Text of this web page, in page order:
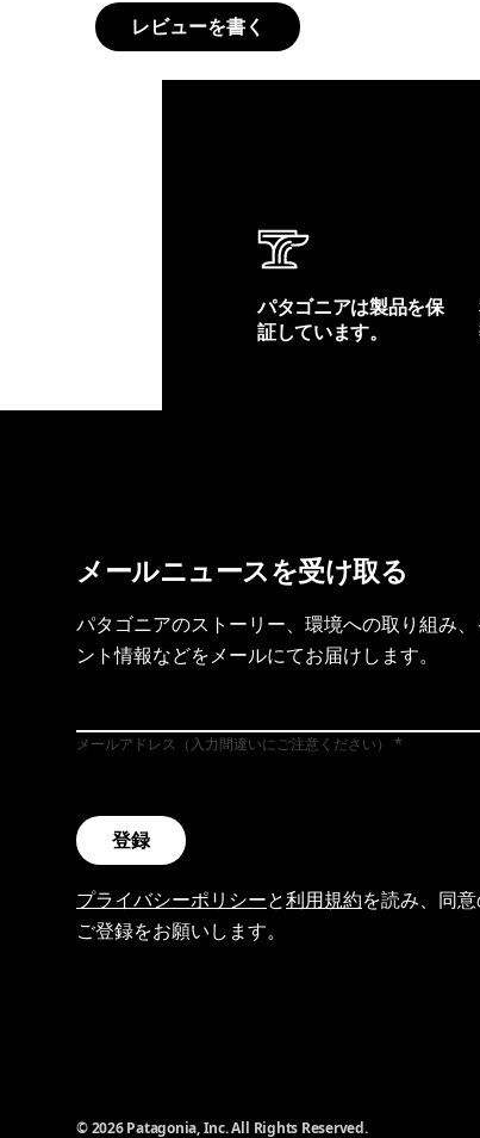
レビューを書く
パタゴニアは製品を保
証しています。
メールニュースを受け取る
パタゴニアのストーリー、環境への取り組み
ント情報などをメールにてお届けします。
メールアドレス（入力間違いにご注意ください）
登録
プライバシーポリシーと利用規約を読み、同
ご登録をお願いします。
© 2026 Patagonia, Inc. All Rights Reserved.